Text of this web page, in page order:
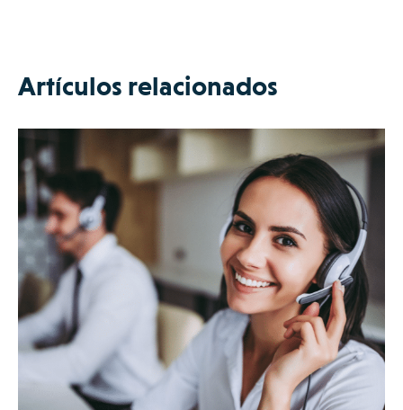
Artículos relacionados